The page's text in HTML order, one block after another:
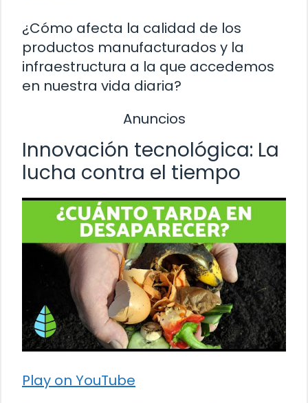
¿Cómo afecta la calidad de los
productos manufacturados y la
infraestructura a la que accedemos
en nuestra vida diaria?
Anuncios
Innovación tecnológica: La
lucha contra el tiempo
Play on YouTube